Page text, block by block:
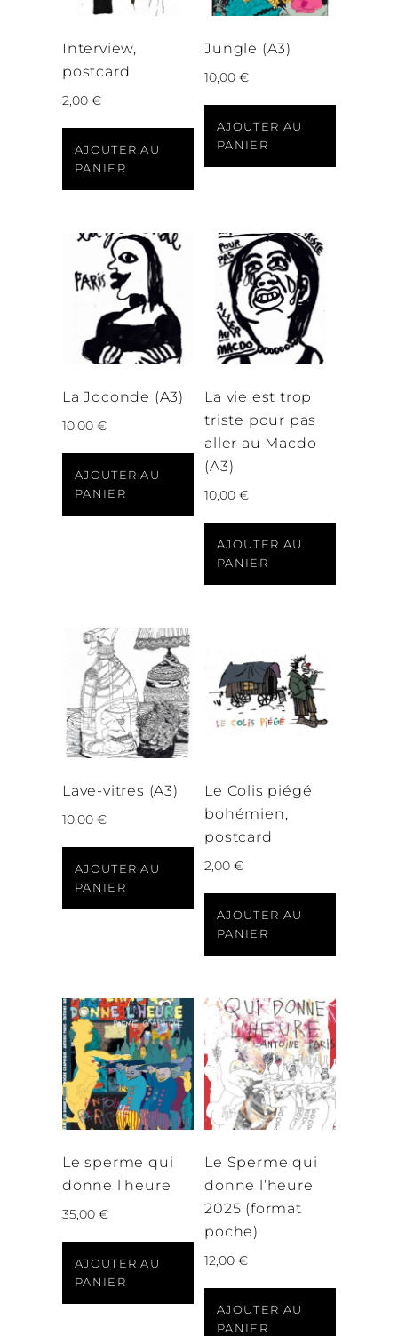
Interview,
postcard
2,00 €
AJOUTER AU
PANIER
Jungle (A3)
10,00€
AJOUTER AU
PANIER
La Joconde (A3)
10,00 €
AJOUTER AU
PANIER
La vie est trop
triste pour pas
aller au Macdo
(A3)
10,00€
AJOUTER AU
PANIER
Lave-vitres (A3)
10,00 €
AJOUTER AU
PANIER
Le Colis piégé
bohémien,
postcard
2,00€
AJOUTER AU
PANIER
Le sperme qui
donne l’heure
35,00 €
AJOUTER AU
PANIER
Le Sperme qui
donne l’heure
2025 (format
poche)
12,00€
AJOUTER AU
PANIER